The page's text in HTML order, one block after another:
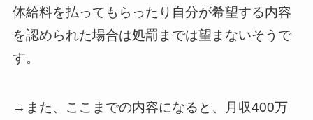
体給料を払ってもらったり自分が希望する内容
を認められた場合は処罰までは望まないそうで
す。
→また、ここまでの内容になると、月収400万